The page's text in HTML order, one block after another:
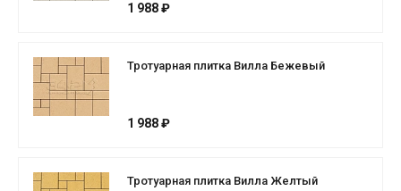
1 988 ₽
Тротуарная плитка Вилла Бежевый
1 988 ₽
Тротуарная плитка Вилла Желтый